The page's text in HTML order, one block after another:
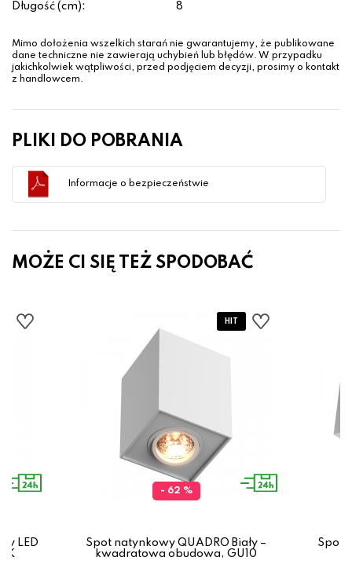
Długość (cm): 8
Mimo dołożenia wszelkich starań nie gwarantujemy, że publikowane
dane techniczne nie zawierają uchybień lub błędów. W przypadku
jakichkolwiek wątpliwości, przed podjęciem decyzji, prosimy o kontakt
z handlowcem.
PLIKI DO POBRANIA
Informacje o bezpieczeństwie
MOŻE CI SIĘ TEŻ SPODOBAĆ
LED
- 62 %
Spot natynkowy QUADRO Biały –
kwadratowa obudowa, GU10
Spot